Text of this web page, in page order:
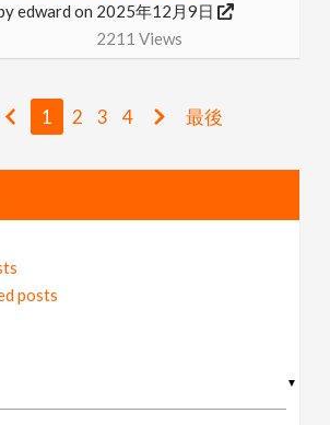
edward on 2025年12月9日
2211 Views
1 2 3 4 最後
posts
▼